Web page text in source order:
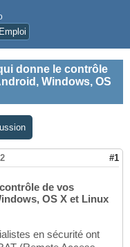
Emploi
donne le contrôle
Windows, OS
#1
de vos
OS X et Linux
en sécurité ont